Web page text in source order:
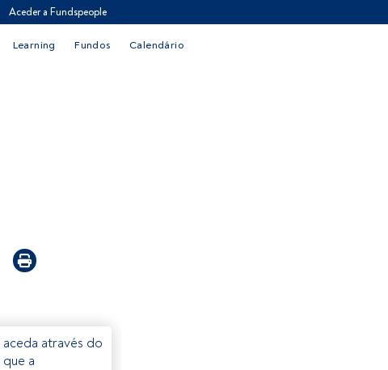
Aceder a Fundspeople
Learning Fundos Calendário
através do
a